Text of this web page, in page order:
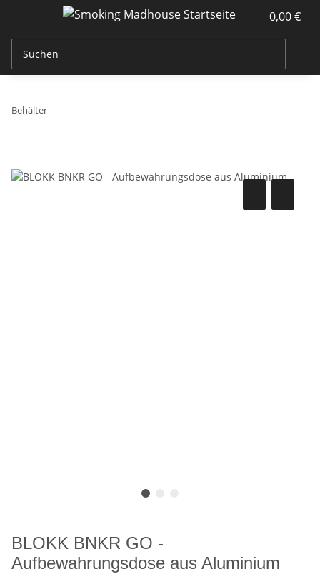
0,00 €
Behälter
BLOKK BNKR GO -
Aufbewahrungsdose aus Aluminium